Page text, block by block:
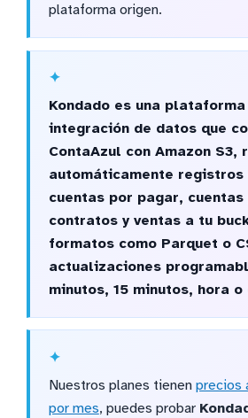
plataforma origen.
Kondado es una plataforma
integración de datos que
ContaAzul con Amazon S3,
automáticamente registros
cuentas por pagar,
contratos y ventas a tu
formatos como Parquet o
actualizaciones
minutos, 15 minutos, hora o
Nuestros planes tienen precios
por mes, puedes probar